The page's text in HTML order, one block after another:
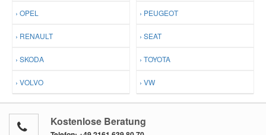
› OPEL › PEUGEOT
› RENAULT › SEAT
› SKODA › TOYOTA
› VOLVO › VW
Kostenlose Beratung